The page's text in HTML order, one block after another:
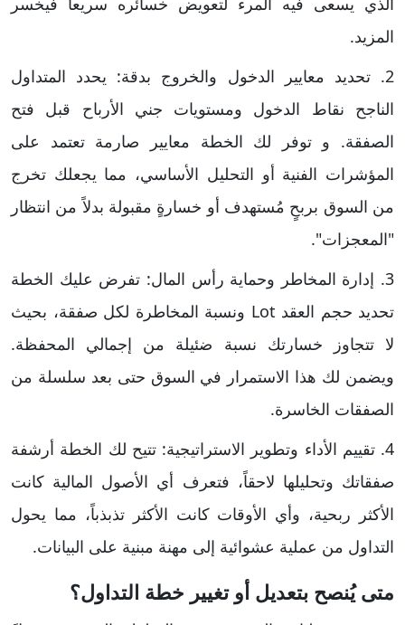
المزيد.
​2. تحديد معايير الدخول والخروج بدقة: ​يحدد المتداول
الناجح نقاط الدخول ومستويات جني الأرباح قبل فتح
الصفقة. و توفر لك الخطة معايير صارمة تعتمد على
المؤشرات الفنية أو التحليل الأساسي، مما يجعلك تخرج
من السوق بربحٍ مُستهدف أو خسارةٍ مقبولة بدلاً من انتظار
"المعجزات".
​3. إدارة المخاطر وحماية رأس المال: تفرض عليك الخطة
تحديد حجم العقد Lot ونسبة المخاطرة لكل صفقة، بحيث
لا تتجاوز خسارتك نسبة ضئيلة من إجمالي المحفظة.
ويضمن لك هذا الاستمرار في السوق حتى بعد سلسلة من
الصفقات الخاسرة.
​4. تقييم الأداء وتطوير الاستراتيجية: تتيح لك الخطة أرشفة
صفقاتك وتحليلها لاحقاً، فتعرف أي الأصول المالية كانت
الأكثر ربحية، وأي الأوقات كانت الأكثر تذبذباً، مما يحول
التداول من عملية عشوائية إلى مهنة مبنية على البيانات.
متى يُنصح بتعديل أو تغيير خطة التداول؟